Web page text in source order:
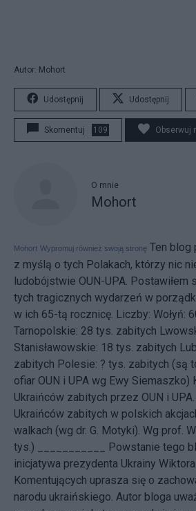
Autor: Mohort
Udostępnij Udostępnij
Skomentuj 109 Obserwuj
O mnie
Mohort
Mohort Wypromuj również swoją stronę Ten blog
z myślą o tych Polakach, którzy nic
ludobójstwie OUN-UPA. Postawiłem
tych tragicznych wydarzeń w
w ich 65-tą rocznicę. Liczby: Wołyń:
Tarnopolskie: 28 tys. zabitych
Stanisławowskie: 18 tys. zabitych
zabitych Polesie: ? tys. zabitych (są
ofiar OUN i UPA wg Ewy
Ukraińców zabitych przez OUN i
Ukraińców zabitych w polskich
walkach (wg dr. G. Motyki). Wg prof.
tys.) ___________ Powstanie tego
inicjatywa prezydenta Ukrainy
Komentujących uprasza się o
narodu ukraińskiego. Autor bloga